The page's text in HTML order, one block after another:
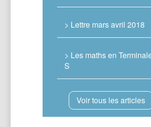
> Lettre mars avril 2018
> Les maths en
S
Voir tous les articles